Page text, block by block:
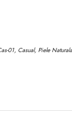
01, Casual, Piele